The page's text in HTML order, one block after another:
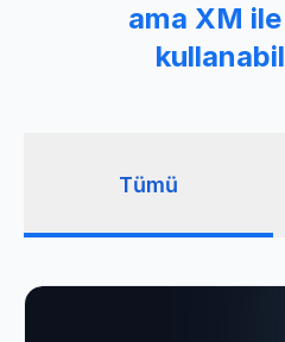
ama XM ile
Tümü